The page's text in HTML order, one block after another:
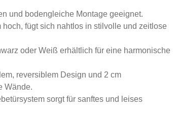
und bodengleiche Montage geeignet.
hoch, fügt sich nahtlos in stilvolle und zeitlose
oder Weiß erhältlich für eine harmonische
reversiblem Design und 2 cm
Wände.
sorgt für sanftes und leises